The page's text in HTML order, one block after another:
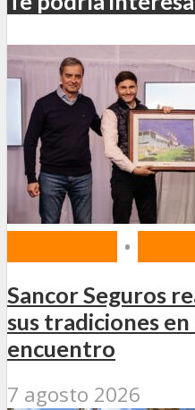
•
Sancor Seguros
sus tradiciones
encuentro
7 agosto 2026